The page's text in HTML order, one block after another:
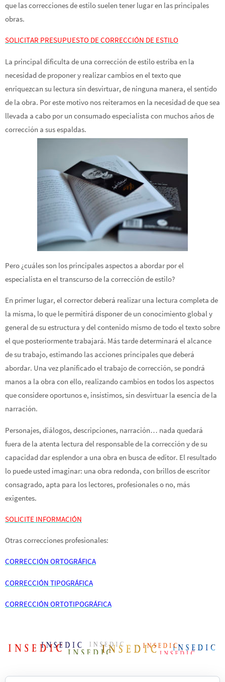
que las correcciones de estilo suelen tener lugar en las principales
obras.
SOLICITAR PRESUPUESTO DE CORRECCIÓN DE ESTILO
La principal dificulta de una corrección de estilo estriba en la
necesidad de proponer y realizar cambios en el texto que
enriquezcan su lectura sin desvirtuar, de ninguna manera, el sentido
de la obra. Por este motivo nos reiteramos en la necesidad de que sea
llevada a cabo por un consumado especialista con muchos años de
corrección a sus espaldas.
Pero ¿cuáles son los principales aspectos a abordar por el
especialista en el transcurso de la corrección de estilo?
En primer lugar, el corrector deberá realizar una lectura completa de
la misma, lo que le permitirá disponer de un conocimiento global y
general de su estructura y del contenido mismo de todo el texto sobre
el que posteriormente trabajará. Más tarde determinará el alcance
de su trabajo, estimando las acciones principales que deberá
abordar. Una vez planificado el trabajo de corrección, se pondrá
manos a la obra con ello, realizando cambios en todos los aspectos
que considere oportunos e, insistimos, sin desvirtuar la esencia de la
narración.
Personajes, diálogos, descripciones, narración… nada quedará
fuera de la atenta lectura del responsable de la corrección y de su
capacidad dar esplendor a una obra en busca de editor. El resultado
lo puede usted imaginar: una obra redonda, con brillos de escritor
consagrado, apta para los lectores, profesionales o no, más
exigentes.
SOLICITE INFORMACIÓN
Otras correcciones profesionales:
CORRECCIÓN ORTOGRÁFICA
CORRECCIÓN TIPOGRÁFICA
CORRECCIÓN ORTOTIPOGRÁFICA